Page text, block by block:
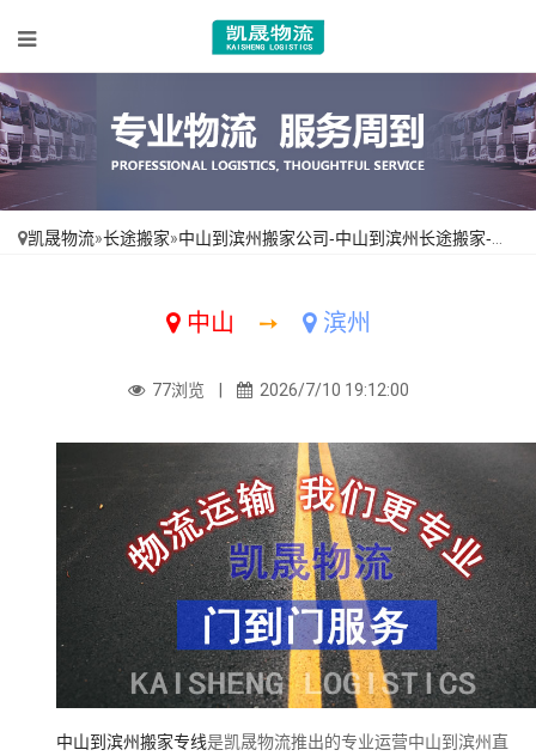
凯晟物流»长途搬家»中山到滨州搬家公司-中山到滨州长途搬家-从中山搬家到滨州
中山 ➙ 滨州
77浏览 | 2026/7/10 19:12:00
中山到滨州搬家专线是凯晟物流推出的专业运营中山到滨州直